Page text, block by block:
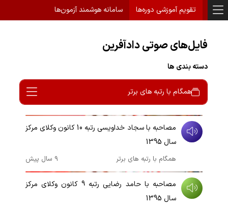
تقویم آموزشی دوره‌ها سامانه هوشمند آزمون‌ها
فایل‌های صوتی دادآفرین
دسته بندی ها
همگام با رتبه های برتر
00:10:16
مصاحبه با سجاد خداویسی رتبه 10 کانون وکلای مرکز
سال 1395
همگام با رتبه های برتر 9 سال پیش 00:07:40
مصاحبه با حامد رضایی رتبه 9 کانون وکلای مرکز
سال 1395